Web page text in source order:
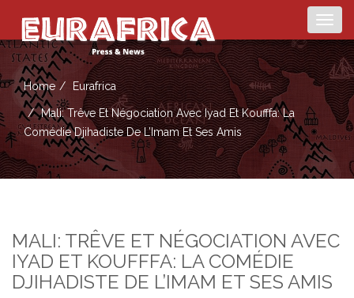
Home Eurafrica
Mali: Trêve Et Négociation Avec Iyad Et Koufffa: La
Comédie Djihadiste De L’Imam Et Ses Amis
MALI: TRÊVE ET NÉGOCIATION AVEC
IYAD ET KOUFFFA: LA COMÉDIE
DJIHADISTE DE L’IMAM ET SES AMIS